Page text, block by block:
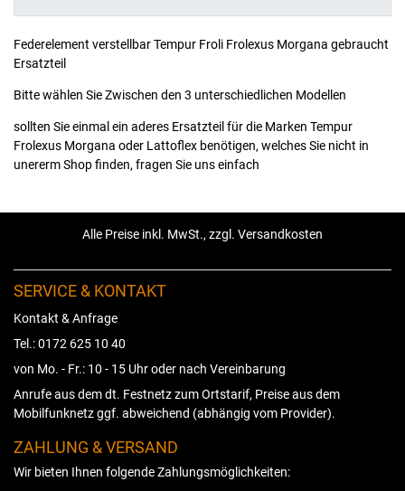
Federelement verstellbar Tempur Froli Frolexus Morgana gebraucht
Ersatzteil
Bitte wählen Sie Zwischen den 3 unterschiedlichen Modellen
sollten Sie einmal ein aderes Ersatzteil für die Marken Tempur
Frolexus Morgana oder Lattoflex benötigen, welches Sie nicht in
unererm Shop finden, fragen Sie uns einfach
Alle Preise inkl. MwSt., zzgl. Versandkosten
SERVICE & KONTAKT
Kontakt & Anfrage
Tel.: 0172 625 10 40
von Mo. - Fr.: 10 - 15 Uhr oder nach Vereinbarung
Anrufe aus dem dt. Festnetz zum Ortstarif, Preise aus dem
Mobilfunknetz ggf. abweichend (abhängig vom Provider).
ZAHLUNG & VERSAND
Wir bieten Ihnen folgende Zahlungsmöglichkeiten: